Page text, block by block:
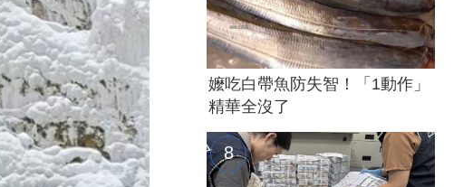
嬤吃白帶魚防失智！「1動作」
精華全沒了